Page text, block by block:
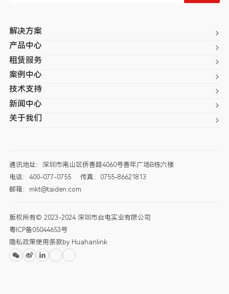
解决方案
产品中心
租赁服务
案例中心
技术支持
新闻中心
关于我们
通讯地址：深圳市南山区侨香路4060号香年广场B栋六楼
电话：400-077-0755
传真：0755-86621813
邮箱：mkt@taiden.com
版权所有© 2023-2024 深圳市台电实业有限公司
粤ICP备05044653号
隐私政策使用条款 by Huahanlink